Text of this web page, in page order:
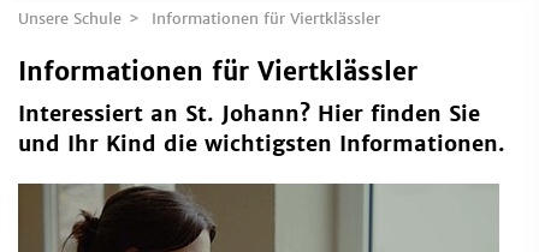
Unsere Schule Informationen für Viertklässler
Informationen für Viertklässler
Interessiert an St. Johann? Hier finden Sie
und Ihr Kind die wichtigsten Informationen.